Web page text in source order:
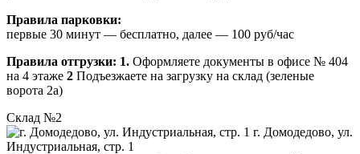
Правила парковки:
первые 30 минут — бесплатно, далее — 100 руб/час
Правила отгрузки: 1. Оформляете документы в офисе № 404
на 4 этаже 2 Подъезжаете на загрузку на склад (зеленые
ворота 2а)
Склад №2
г. Домодедово, ул.
Индустриальная, стр. 1